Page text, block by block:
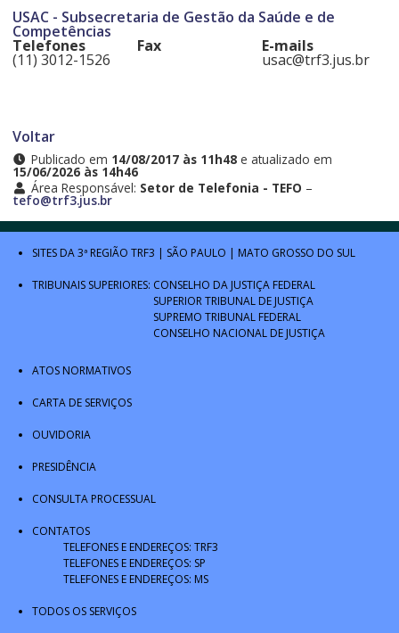
USAC - Subsecretaria de Gestão da Saúde e de
Competências
Telefones
(11) 3012-1526
Fax E-mails
usac@trf3.jus.br
Voltar
Publicado em 14/08/2017 às 11h48e atualizado em
15/06/2026 às 14h46
Área Responsável: Setor de Telefonia - TEFO –
tefo@trf3.jus.br
SITES DA 3ª REGIÃO TRF3 | SÃO PAULO | MATO GROSSO DO SUL
TRIBUNAIS SUPERIORES: CONSELHO DA JUSTIÇA FEDERAL
SUPERIOR TRIBUNAL DE JUSTIÇA
SUPREMO TRIBUNAL FEDERAL
CONSELHO NACIONAL DE JUSTIÇA
ATOS NORMATIVOS
CARTA DE SERVIÇOS
OUVIDORIA
PRESIDÊNCIA
CONSULTA PROCESSUAL
CONTATOS
TELEFONES E ENDEREÇOS: TRF3
TELEFONES E ENDEREÇOS: SP
TELEFONES E ENDEREÇOS: MS
TODOS OS SERVIÇOS